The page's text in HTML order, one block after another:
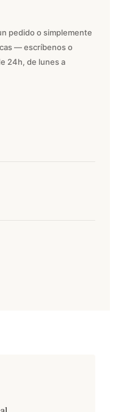
pedido o simplemente
— escríbenos o
24h, de lunes a